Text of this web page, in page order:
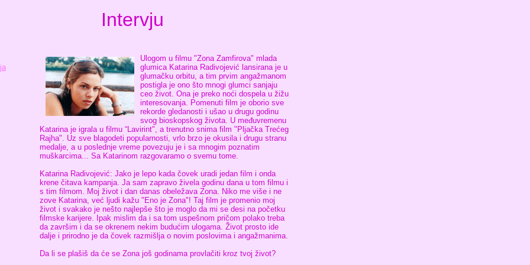
Intervju
Ulogom u filmu "Zona Zamfirova" mlada
glumica Katarina Radivojević lansirana je u
glumačku orbitu, a tim prvim angažmanom
postigla je ono što mnogi glumci sanjaju
ceo život. Ona je preko noći dospela u žižu
interesovanja. Pomenuti film je oborio sve
rekorde gledanosti i ušao u drugu godinu
svog bioskopskog života. U međuvremenu
Katarina je igrala u filmu “Lavirint", a trenutno snima film "Pljačka Trećeg
Rajha". Uz sve blagodeti popularnosti, vrlo brzo je okusila i drugu stranu
medalje, a u poslednje vreme povezuju je i sa mnogim poznatim
muškarcima... Sa Katarinom razgovaramo o svemu tome.
Katarina Radivojević: Jako je lepo kada čovek uradi jedan film i onda
krene čitava kampanja. Ja sam zapravo živela godinu dana u tom filmu i
s tim filmom. Moj život i dan danas obeležava Zona. Niko me više i ne
zove Katarina, već ljudi kažu "Eno je Zona"! Taj film je promenio moj
život i svakako je nešto najlepše što je moglo da mi se desi na početku
filmske karijere. Ipak mislim da i sa tom uspešnom pričom polako treba
da završim i da se okrenem nekim budućim ulogama. Život prosto ide
dalje i prirodno je da čovek razmišlja o novim poslovima i angažmanima.
Da li se plašiš da će se Zona još godinama provlačiti kroz tvoj život?